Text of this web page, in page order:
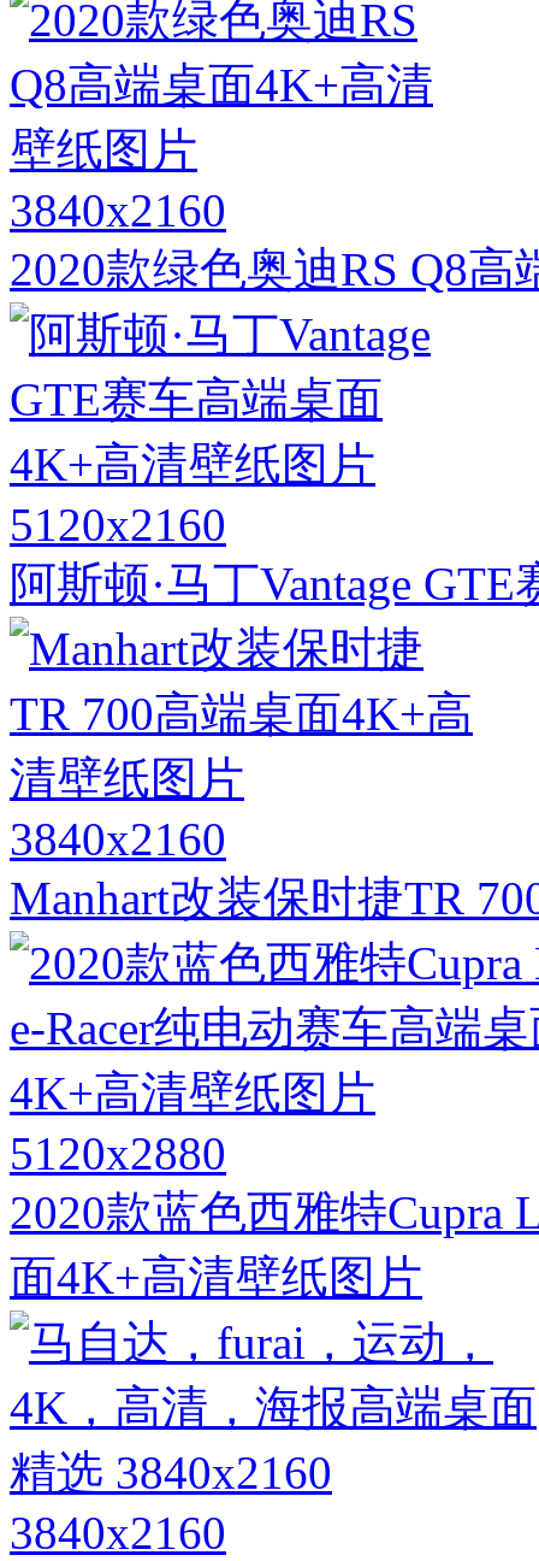
3840x2160
2020款绿色奥迪RS Q8
5120x2160
阿斯顿·马丁Vantage
3840x2160
Manhart改装保时捷TR
5120x2880
2020款蓝色西雅特Cupra
面4K+高清壁纸图片
3840x2160